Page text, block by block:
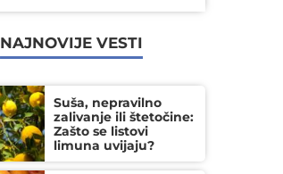
NAJNOVIJE VESTI
Suša, nepravilno
zalivanje ili štetočine:
Zašto se listovi
limuna uvijaju?